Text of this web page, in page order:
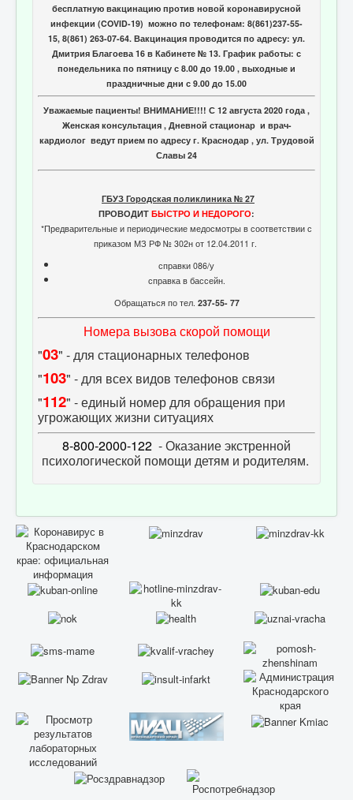
бесплатную вакцинацию против новой коронавирусной
инфекции (COVID-19) можно по телефонам: 8(861)237-55-
15, 8(861) 263-07-64. Вакцинация проводится по адресу: ул.
Дмитрия Благоева 16 в Кабинете № 13. График работы: с
понедельника по пятницу с 8.00 до 19.00 , выходные и
праздничные дни с 9.00 до 15.00
Уважаемые пациенты! ВНИМАНИЕ!!!! С 12 августа 2020 года ,
Женская консультация , Дневной стационар и врач-
кардиолог ведут прием по адресу г. Краснодар , ул. Трудовой
Славы 24
ГБУЗ Городская поликлиника № 27
ПРОВОДИТ БЫСТРО И НЕДОРОГО:
*Предварительные и периодические медосмотры в соответствии с
приказом МЗ РФ № 302н от 12.04.2011 г.
справки 086/у
справка в бассейн.
Обращаться по тел. 237-55- 77
Номера вызова скорой помощи
"03" - для стационарных телефонов
"103" - для всех видов телефонов связи
"112" - единый номер для обращения при
угрожающих жизни ситуациях
8-800-2000-122 - Оказание экстренной
психологической помощи детям и родителям.